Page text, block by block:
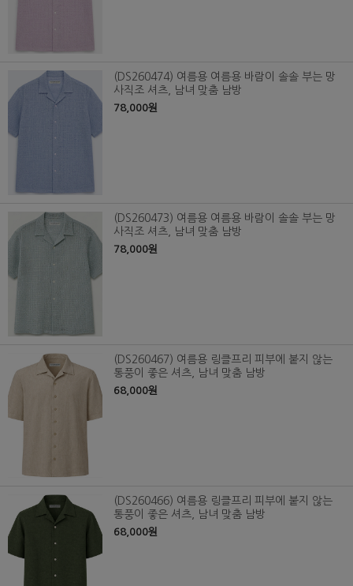
(DS260474) 여름용 여름용 바람이 솔솔 부는 망
사직조 셔츠, 남녀 맞춤 남방
78,000원
(DS260473) 여름용 여름용 바람이 솔솔 부는 망
사직조 셔츠, 남녀 맞춤 남방
78,000원
(DS260467) 여름용 링클프리 피부에 붙지 않는
통풍이 좋은 셔츠, 남녀 맞춤 남방
68,000원
(DS260466) 여름용 링클프리 피부에 붙지 않는
통풍이 좋은 셔츠, 남녀 맞춤 남방
68,000원